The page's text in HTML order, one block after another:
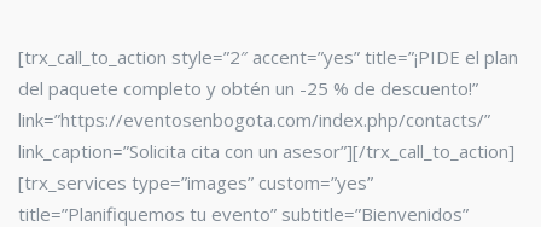
[trx_call_to_action style=”2″ accent=”yes” title=”¡PIDE el plan
del paquete completo y obtén un -25 % de descuento!”
link=”https://eventosenbogota.com/index.php/contacts/”
link_caption=”Solicita cita con un asesor”][/trx_call_to_action]
[trx_services type=”images” custom=”yes”
title=”Planifiquemos tu evento” subtitle=”Bienvenidos”